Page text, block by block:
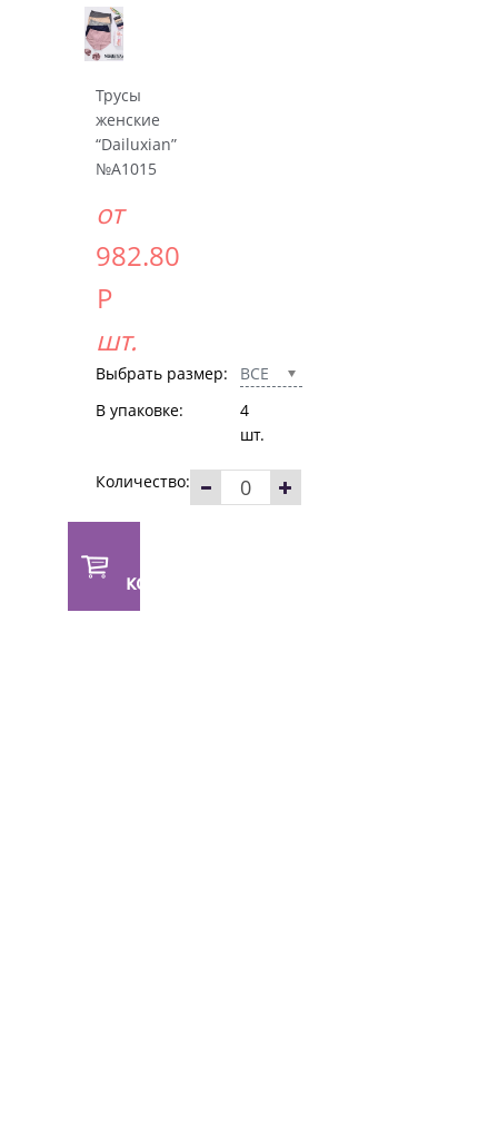
Трусы
женские
“Dailuxian”
№A1015
от
982.80
Р
шт.
Выбрать размер:
ВСЕ
В упаковке:
4
шт.
Количество:
корзину